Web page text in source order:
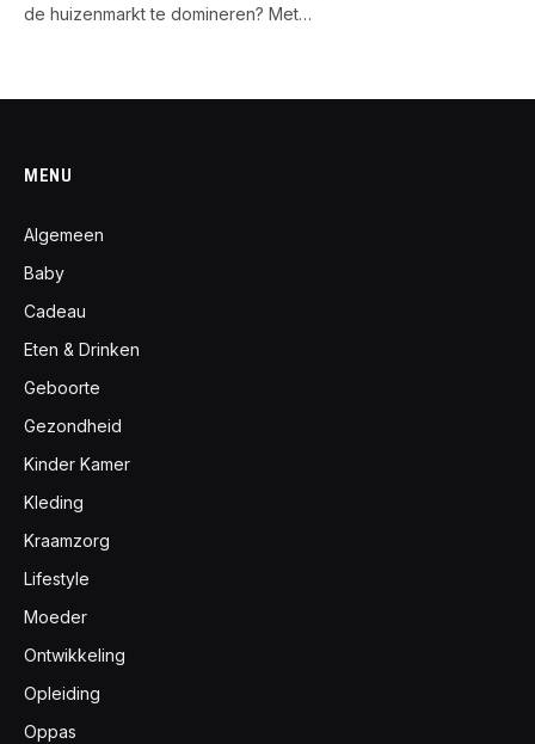
de huizenmarkt te domineren? Met…
MENU
Algemeen
Baby
Cadeau
Eten & Drinken
Geboorte
Gezondheid
Kinder Kamer
Kleding
Kraamzorg
Lifestyle
Moeder
Ontwikkeling
Opleiding
Oppas